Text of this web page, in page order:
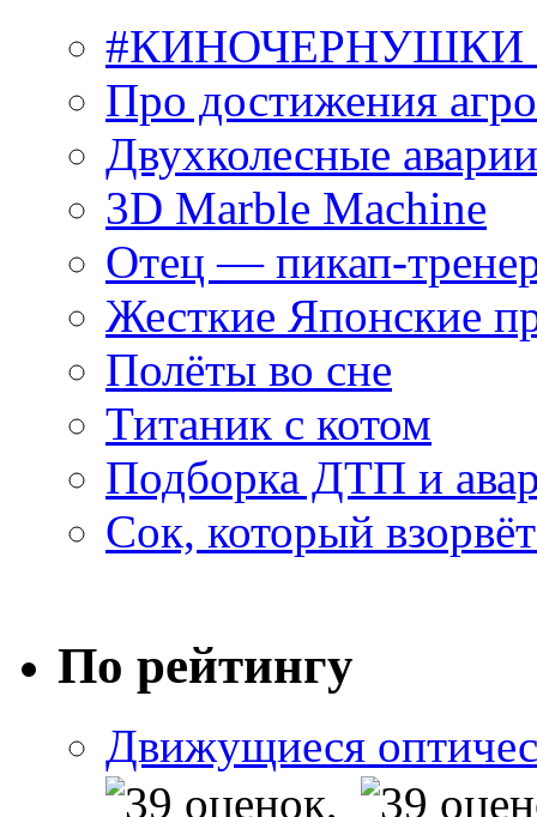
#КИНОЧЕРНУШКИ
Про достижения
Двухколесные
3D Marble Machine
Отец — пикап-
Жесткие Японские
Полёты во сне
Титаник с котом
Подборка ДТП и
Сок, который
По рейтингу
Движущиеся